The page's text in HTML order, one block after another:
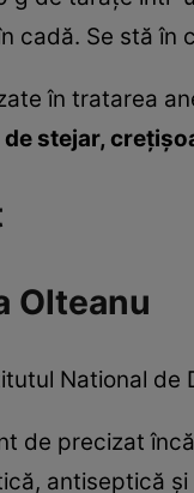
cadă. Se stă
în tratarea
stejar,
Olteanu
National de
de precizat
antiseptică